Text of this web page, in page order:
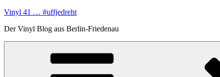
Zum
springen
Vinyl 41 … #uffjedreht
Der Vinyl Blog aus Berlin-Friedenau